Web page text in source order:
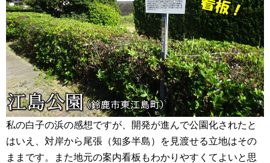
私の白子の浜の感想ですが、開発が進んで公園化されたと
はいえ、対岸から尾張（知多半島）を見渡せる立地はその
ままです。また地元の案内看板もわかりやすくてよいと思